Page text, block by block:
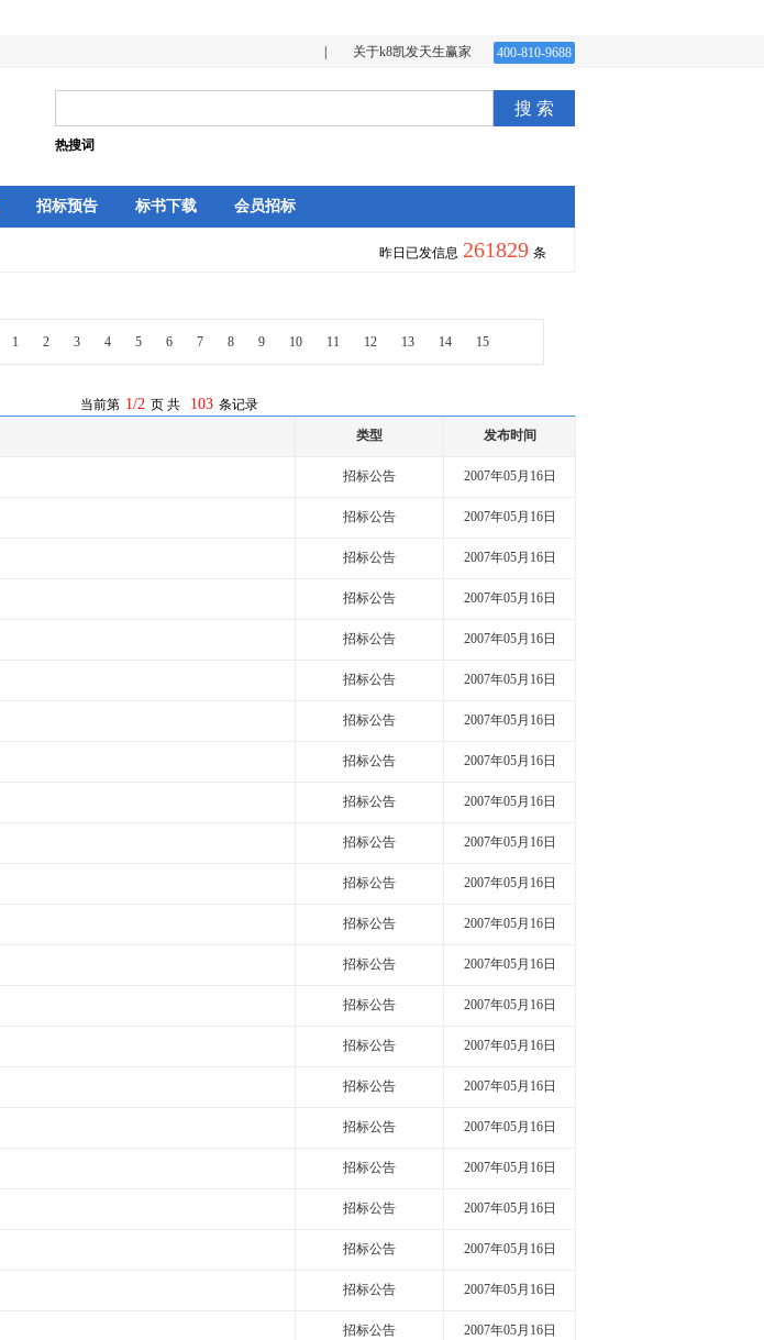
关于k8凯发天生赢家 400-810-9688
搜 索
热搜词
招标预告 标书下载 会员招标
昨日已发信息 261829 条
1 2 3 4 5 6 7 8 9 10 11 12 13 14 15
当前第 1/2 页 共 103 条记录
类型 发布时间
招标公告 2007年05月16日
招标公告 2007年05月16日
招标公告 2007年05月16日
招标公告 2007年05月16日
招标公告 2007年05月16日
招标公告 2007年05月16日
招标公告 2007年05月16日
招标公告 2007年05月16日
招标公告 2007年05月16日
招标公告 2007年05月16日
招标公告 2007年05月16日
招标公告 2007年05月16日
招标公告 2007年05月16日
招标公告 2007年05月16日
招标公告 2007年05月16日
招标公告 2007年05月16日
招标公告 2007年05月16日
招标公告 2007年05月16日
招标公告 2007年05月16日
招标公告 2007年05月16日
招标公告 2007年05月16日
招标公告 2007年05月16日